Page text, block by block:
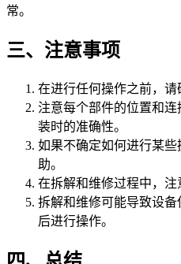
常。
三、注意事项
在进行任何操作之前，请
注意每个部件的位置和
装时的准确性。
如果不确定如何进行某
助。
在拆解和维修过程中，注
拆解和维修可能导致设
后进行操作。